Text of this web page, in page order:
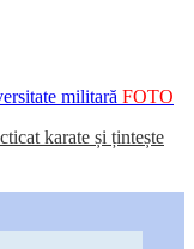
militară FOTO
karate și țintește